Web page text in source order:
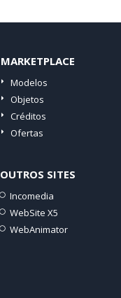
MARKETPLACE
Modelos
Objetos
Créditos
Ofertas
OUTROS SITES
Incomedia
WebSite X5
WebAnimator